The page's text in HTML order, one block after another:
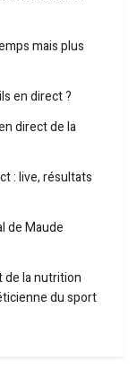
mais plus
en direct ?
direct de la
: live, résultats
de Maude
de la nutrition
du sport